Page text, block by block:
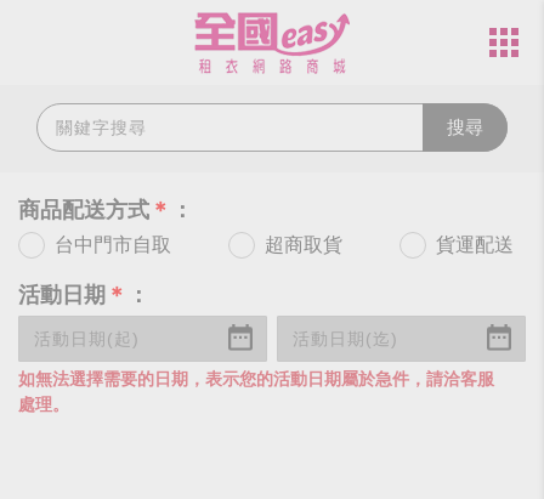
搜尋
商品配送方式 ＊ ：
台中門市自取 超商取貨 貨運配送
活動日期 ＊ ：
如無法選擇需要的日期，表示您的活動日期屬於急件，請洽客服
處理。